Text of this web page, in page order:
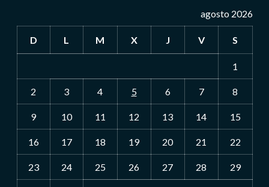
agosto 2026
D L M X J V S
1
2 3 4 5 6 7 8
9 10 11 12 13 14 15
16 17 18 19 20 21 22
23 24 25 26 27 28 29